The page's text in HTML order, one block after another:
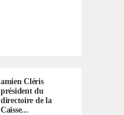
amien Cléris
président du
directoire de la
Caisse...